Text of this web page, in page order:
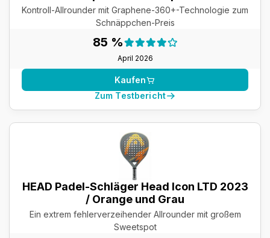
Kontroll-Allrounder mit Graphene-360+-Technologie zum
Schnäppchen-Preis
85 %
April 2026
Testergebnis:
85 %
Kaufen
Zum Testbericht
HEAD Padel-Schläger Head Icon LTD 2023
/ Orange und Grau
Ein extrem fehlerverzeihender Allrounder mit großem
Sweetspot